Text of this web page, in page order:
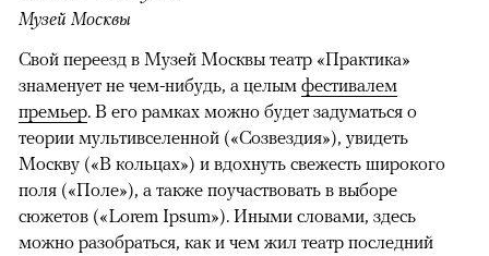
Музей Москвы
Свой переезд в Музей Москвы театр «Практика»
знаменует не чем-нибудь, а целым фестивалем
премьер. В его рамках можно будет задуматься о
теории мультивселенной («Созвездия»), увидеть
Москву («В кольцах») и вдохнуть свежесть широкого
поля («Поле»), а также поучаствовать в выборе
сюжетов («Lorem Ipsum»). Иными словами, здесь
можно разобраться, как и чем жил театр последний